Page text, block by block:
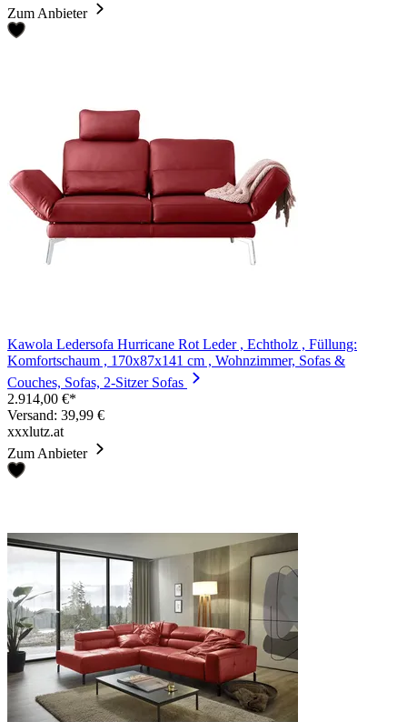
Zum Anbieter
Kawola Ledersofa Hurricane Rot Leder , Echtholz , Füllung:
Komfortschaum , 170x87x141 cm , Wohnzimmer, Sofas &
Couches, Sofas, 2-Sitzer Sofas
2.914,00 €*
Versand: 39,99 €
xxxlutz.at
Zum Anbieter